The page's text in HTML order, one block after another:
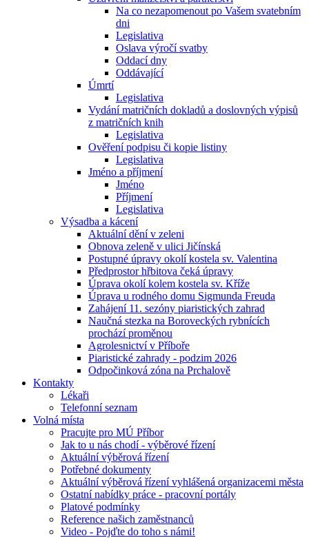
Na co nezapomenout po Vašem svatebním
dni
Legislativa
Oslava výročí svatby
Oddací dny
Oddávající
Úmrtí
Legislativa
Vydání matričních dokladů a doslovných výpisů
z matričních knih
Legislativa
Ověření podpisu či kopie listiny
Legislativa
Jméno a příjmení
Jméno
Příjmení
Legislativa
Výsadba a kácení
Aktuální dění v zeleni
Obnova zeleně v ulici Jičínská
Postupné úpravy okolí kostela sv. Valentina
Předprostor hřbitova čeká úpravy
Úprava okolí kolem kostela sv. Kříže
Úprava u rodného domu Sigmunda Freuda
Zahájení 11. sezóny piaristických zahrad
Naučná stezka na Boroveckých rybnících
prochází proměnou
Agrolesnictví v Příboře
Piaristické zahrady - podzim 2026
Odpočinková zóna na Prchalově
Kontakty
Lékaři
Telefonní seznam
Volná místa
Pracujte pro MÚ Příbor
Jak to u nás chodí - výběrové řízení
Aktuální výběrová řízení
Potřebné dokumenty
Aktuální výběrová řízení vyhlášená organizacemi města
Ostatní nabídky práce - pracovní portály
Platové podmínky
Reference našich zaměstnanců
Video - Pojďte do toho s námi!